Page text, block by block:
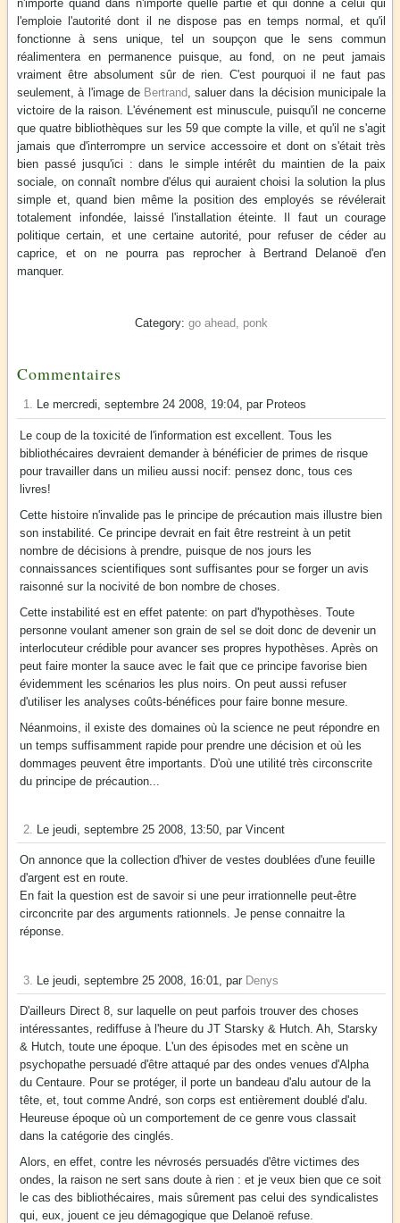
n'importe quand dans n'importe quelle partie et qui donne à celui qui
l'emploie l'autorité dont il ne dispose pas en temps normal, et qu'il
fonctionne à sens unique, tel un soupçon que le sens commun
réalimentera en permanence puisque, au fond, on ne peut jamais
vraiment être absolument sûr de rien. C'est pourquoi il ne faut pas
seulement, à l'image de Bertrand, saluer dans la décision municipale la
victoire de la raison. L'événement est minuscule, puisqu'il ne concerne
que quatre bibliothèques sur les 59 que compte la ville, et qu'il ne s'agit
jamais que d'interrompre un service accessoire et dont on s'était très
bien passé jusqu'ici : dans le simple intérêt du maintien de la paix
sociale, on connaît nombre d'élus qui auraient choisi la solution la plus
simple et, quand bien même la position des employés se révélerait
totalement infondée, laissé l'installation éteinte. Il faut un courage
politique certain, et une certaine autorité, pour refuser de céder au
caprice, et on ne pourra pas reprocher à Bertrand Delanoë d'en
manquer.
go ahead, ponk
Commentaires
1. Le mercredi, septembre 24 2008, 19:04, par Proteos
Le coup de la toxicité de l'information est excellent. Tous les
bibliothécaires devraient demander à bénéficier de primes de risque
pour travailler dans un milieu aussi nocif: pensez donc, tous ces
livres!
Cette histoire n'invalide pas le principe de précaution mais illustre bien
son instabilité. Ce principe devrait en fait être restreint à un petit
nombre de décisions à prendre, puisque de nos jours les
connaissances scientifiques sont suffisantes pour se forger un avis
raisonné sur la nocivité de bon nombre de choses.
Cette instabilité est en effet patente: on part d'hypothèses. Toute
personne voulant amener son grain de sel se doit donc de devenir un
interlocuteur crédible pour avancer ses propres hypothèses. Après on
peut faire monter la sauce avec le fait que ce principe favorise bien
évidemment les scénarios les plus noirs. On peut aussi refuser
d'utiliser les analyses coûts-bénéfices pour faire bonne mesure.
Néanmoins, il existe des domaines où la science ne peut répondre en
un temps suffisamment rapide pour prendre une décision et où les
dommages peuvent être importants. D'où une utilité très circonscrite
du principe de précaution...
2. Le jeudi, septembre 25 2008, 13:50, par Vincent
On annonce que la collection d'hiver de vestes doublées d'une feuille
d'argent est en route.
En fait la question est de savoir si une peur irrationnelle peut-être
circoncrite par des arguments rationnels. Je pense connaitre la
réponse.
3. Le jeudi, septembre 25 2008, 16:01, par Denys
D'ailleurs Direct 8, sur laquelle on peut parfois trouver des choses
intéressantes, rediffuse à l'heure du JT Starsky & Hutch. Ah, Starsky
& Hutch, toute une époque. L'un des épisodes met en scène un
psychopathe persuadé d'être attaqué par des ondes venues d'Alpha
du Centaure. Pour se protéger, il porte un bandeau d'alu autour de la
tête, et, tout comme André, son corps est entièrement doublé d'alu.
Heureuse époque où un comportement de ce genre vous classait
dans la catégorie des cinglés.
Alors, en effet, contre les névrosés persuadés d'être victimes des
ondes, la raison ne sert sans doute à rien : et je veux bien que ce soit
le cas des bibliothécaires, mais sûrement pas celui des syndicalistes
qui, eux, jouent ce jeu démagogique que Delanoë refuse.